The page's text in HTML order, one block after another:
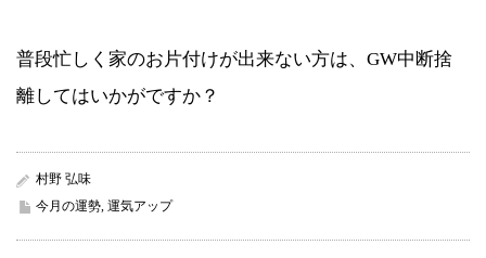
普段忙しく家のお片付けが出来ない方は、GW中断捨
離してはいかがですか？
村野 弘味
今月の運勢 運気アップ